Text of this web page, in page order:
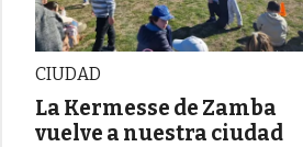
CIUDAD
La Kermesse de Zamba
vuelve a nuestra ciudad